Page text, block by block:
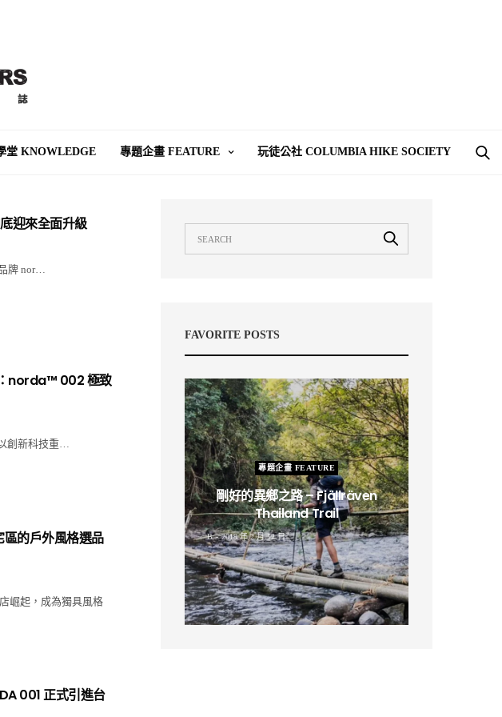
堂 KNOWLEDGE 專題企畫 FEATURE 玩徒公社 COLUMBIA HIKE SOCIETY
迎來全面升級
牌 nor…
norda™ 002 極致
創新科技重…
區的戶外風格選品
崛起，成為獨具風格
001 正式引進台
FAVORITE POSTS
專題企畫 FEATURE
剛好的異鄉之路 – Fjällräven
Thailand Trail
B 2019 年 2 月 12 日